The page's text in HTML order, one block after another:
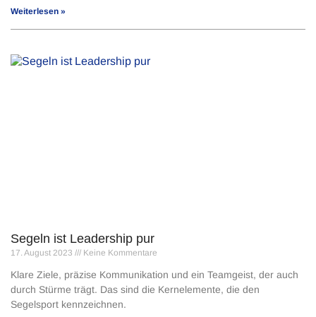
Weiterlesen »
Segeln ist Leadership pur
17. August 2023 Keine Kommentare
Klare Ziele, präzise Kommunikation und ein Teamgeist, der auch
durch Stürme trägt. Das sind die Kernelemente, die den
Segelsport kennzeichnen.